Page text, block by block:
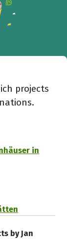
projects
in
by Jan